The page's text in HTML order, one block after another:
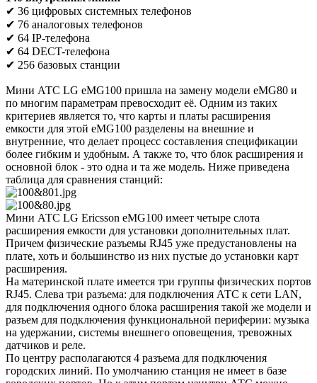
✔ 36 цифровых системных телефонов
✔ 76 аналоговых телефонов
✔ 64 IP-телефона
✔ 64 DECT-телефона
✔ 256 базовых станции
Мини АТС LG eMG100 пришла на замену модели eMG80 и
по многим параметрам превосходит её. Одним из таких
критериев является то, что карты и платы расширения
емкости для этой eMG100 разделены на внешние и
внутренние, что делает процесс составления спецификации
более гибким и удобным. А также то, что блок расширения и
основной блок - это одна и та же модель. Ниже приведена
таблица для сравнения станций:
Мини АТС LG Ericsson eMG100 имеет четыре слота
расширения емкости для установки дополнительных плат.
Причем физические разъемы RJ45 уже предустановлены на
плате, хоть и большинство из них пустые до установки карт
расширения.
На материнской плате имеется три группы физических портов
RJ45. Слева три разъема: для подключения АТС к сети LAN,
для подключения одного блока расширения такой же модели и
разъем для подключения функциональной периферии: музыка
на удержании, системы внешнего оповещения, тревожных
датчиков и реле.
По центру располагаются 4 разъема для подключения
городских линий. По умолчанию станция не имеет в базе